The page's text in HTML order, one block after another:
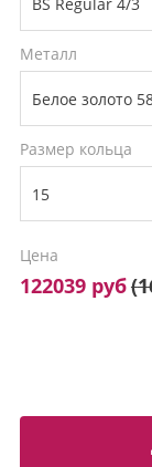
Металл
Размер кольца
Цена
122039 руб(